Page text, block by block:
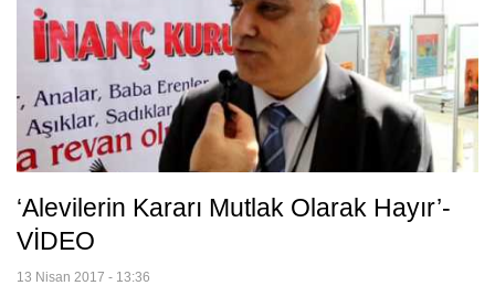
‘Alevilerin Kararı Mutlak Olarak Hayır’-
VİDEO
13 Nisan 2017 - 13:36